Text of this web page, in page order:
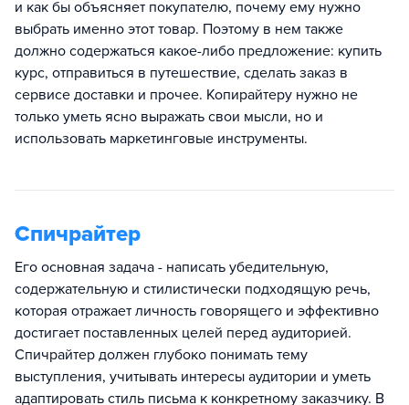
и как бы объясняет покупателю, почему ему нужно
выбрать именно этот товар. Поэтому в нем также
должно содержаться какое-либо предложение: купить
курс, отправиться в путешествие, сделать заказ в
сервисе доставки и прочее. Копирайтеру нужно не
только уметь ясно выражать свои мысли, но и
использовать маркетинговые инструменты.
Спичрайтер
Его основная задача - написать убедительную,
содержательную и стилистически подходящую речь,
которая отражает личность говорящего и эффективно
достигает поставленных целей перед аудиторией.
Спичрайтер должен глубоко понимать тему
выступления, учитывать интересы аудитории и уметь
адаптировать стиль письма к конкретному заказчику. В